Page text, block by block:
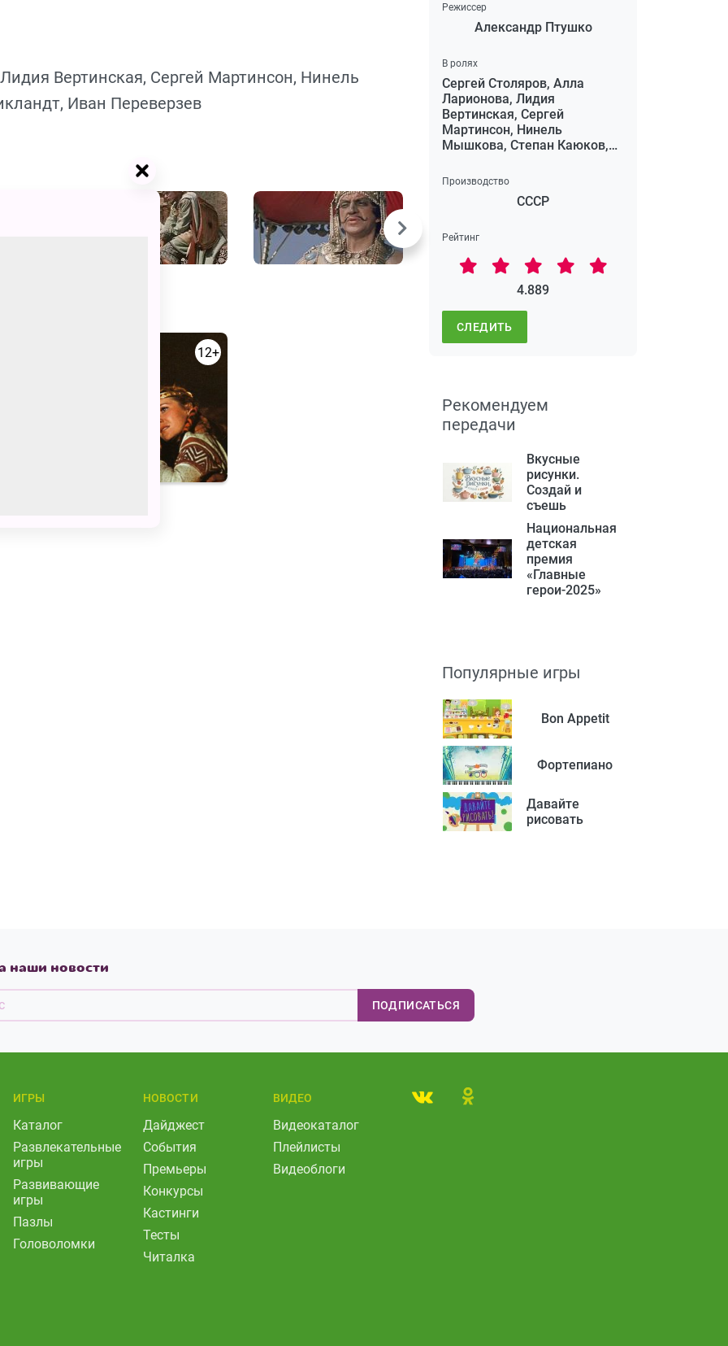
Вертинская, Сергей Мартинсон, Нинель
Иван Переверзев
12+
Режиссер
Александр Птушко
В ролях
Сергей Столяров, Алла
Ларионова, Лидия
Вертинская, Сергей
Мартинсон, Нинель
Мышкова, Степан Каюков,
Переверзев
Производство
СССР
Рейтинг
4.889
СЛЕДИТЬ
Рекомендуем
передачи
Вкусные
рисунки.
Создай и
съешь
Национальная
детская
премия
«Главные
герои-2025»
Популярные игры
Bon Appetit
Фортепиано
Давайте
рисовать
наши новости
ПОДПИСАТЬСЯ
ИГРЫ
Каталог
Развлекательные
игры
Развивающие
игры
Пазлы
Головоломки
НОВОСТИ
Дайджест
События
Премьеры
Конкурсы
Кастинги
Тесты
Читалка
ВИДЕО
Видеокаталог
Плейлисты
Видеоблоги